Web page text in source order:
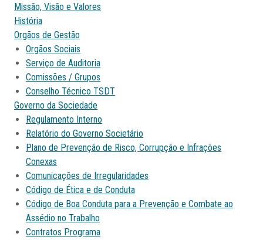
Missão, Visão e Valores
História
Orgãos de Gestão
Orgãos Sociais
Serviço de Auditoria
Comissões / Grupos
Conselho Técnico TSDT
Governo da Sociedade
Regulamento Interno
Relatório do Governo Societário
Plano de Prevenção de Risco, Corrupção e Infrações
Conexas
Comunicações de Irregularidades
Código de Ética e de Conduta
Código de Boa Conduta para a Prevenção e Combate ao
Assédio no Trabalho
Contratos Programa